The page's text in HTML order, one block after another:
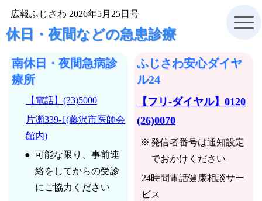
広報ふじさわ 2026年5月25日号
休日・夜間などの急患診療
南休日・夜間急病診
療所
【電話】(23)5000
片瀬339-1(藤沢市医師会
館内)
可能な限り、事前連
絡をしてからの受診
にご協力ください
ふじさわ安心ダイヤ
ル24
【フリ-ダイヤル】0120
(26)0070
発信者番号は通知設定
でおかけください
24時間電話健康相談サー
ビス